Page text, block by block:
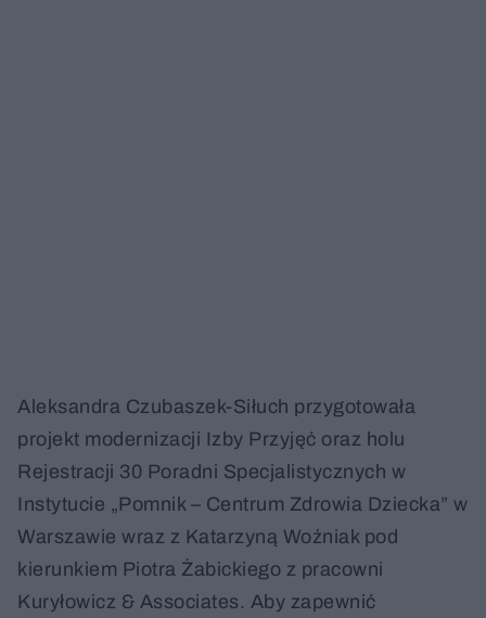
Aleksandra Czubaszek-Siłuch przygotowała
projekt modernizacji Izby Przyjęć oraz holu
Rejestracji 30 Poradni Specjalistycznych w
Instytucie „Pomnik – Centrum Zdrowia Dziecka” w
Warszawie wraz z Katarzyną Woźniak pod
kierunkiem Piotra Żabickiego z pracowni
Kuryłowicz & Associates. Aby zapewnić